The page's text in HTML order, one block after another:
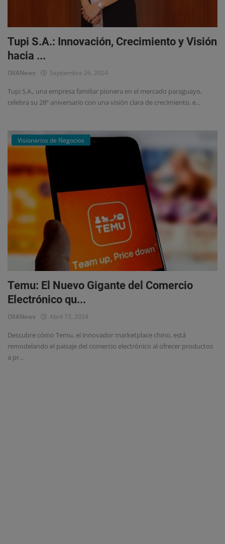
Tupi S.A.: Innovación, Crecimiento y Visión
hacia ...
OlIANews Septiembre 26, 2024
Tupi S.A., una empresa familiar pionera en el mercado paraguayo,
celebra su 28º aniversario con una visión clara de crecimiento, e...
Visionarios de Negocios
Temu: El Nuevo Gigante del Comercio
Electrónico qu...
OlIANews Abril 15, 2024
Descubre cómo Temu, el innovador marketplace chino, está
remodelando el paisaje del comercio electrónico al ofrecer productos
a pr...